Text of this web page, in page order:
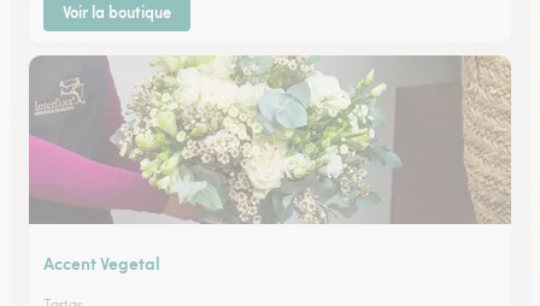
Voir la boutique
Accent Vegetal